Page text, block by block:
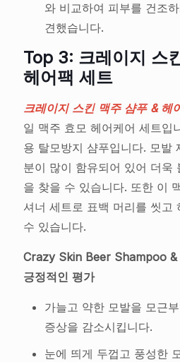
와 비교하여 피부를 건조
견했습니다.
Top 3: 크레이지 스
헤어팩 세트
크레이지 스킨 맥주 샴푸 & 헤
일 맥주 효모 헤어케어 세트입
용 탈모방지 샴푸입니다. 모발
분이 많이 함유되어 있어 더욱
을 찾을 수 있습니다. 또한 이
셔너 세트로 표백 머리를 씻고
수 있습니다.
Crazy Skin Beer Shampoo
긍정적인 평가
가늘고 약한 모발을 모근
증상을 감소시킵니다.
눈에 띄게 두껍고 풍성한